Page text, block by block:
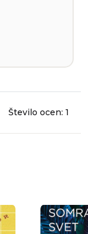
Število ocen: 1